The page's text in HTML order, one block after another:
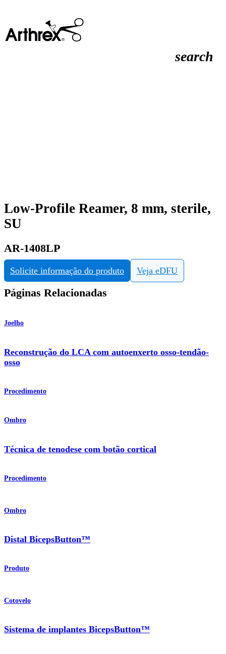
search
Low-Profile Reamer, 8 mm, sterile,
SU
AR-1408LP
Solicite informação do produto Veja eDFU
Páginas Relacionadas
Joelho
Reconstrução do LCA com autoenxerto osso-tendão-
osso
Procedimento
Ombro
Técnica de tenodese com botão cortical
Procedimento
Ombro
Distal BicepsButton™
Produto
Cotovelo
Sistema de implantes BicepsButton™